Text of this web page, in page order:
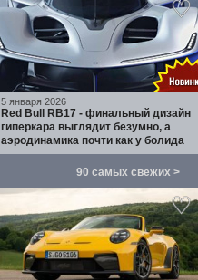
5 января 2026
Red Bull RB17 - финальный дизайн
гиперкара выглядит безумно, а
аэродинамика почти как у болида
90 самых свежих >